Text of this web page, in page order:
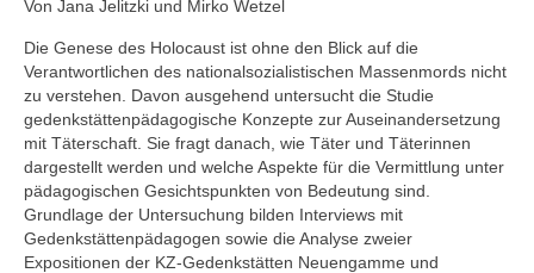
Von Jana Jelitzki und Mirko Wetzel
Die Genese des Holocaust ist ohne den Blick auf die
Verantwortlichen des nationalsozialistischen Massenmords nicht
zu verstehen. Davon ausgehend untersucht die Studie
gedenkstättenpädagogische Konzepte zur Auseinandersetzung
mit Täterschaft. Sie fragt danach, wie Täter und Täterinnen
dargestellt werden und welche Aspekte für die Vermittlung unter
pädagogischen Gesichtspunkten von Bedeutung sind.
Grundlage der Untersuchung bilden Interviews mit
Gedenkstättenpädagogen sowie die Analyse zweier
Expositionen der KZ-Gedenkstätten Neuengamme und